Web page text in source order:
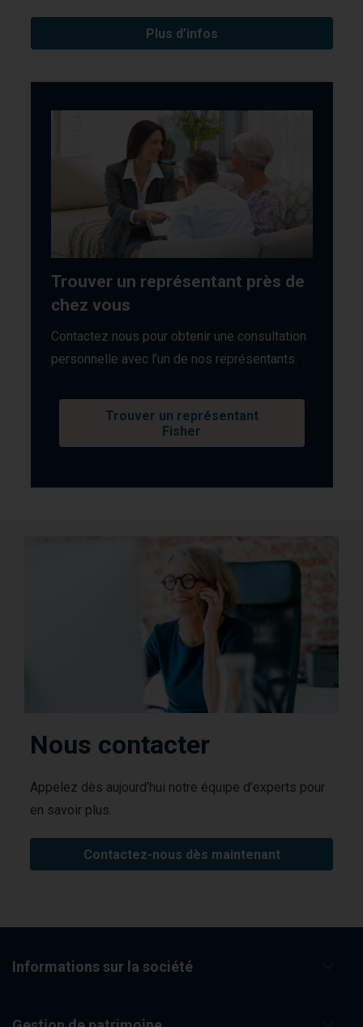
Plus d’infos
Trouver un représentant près de
chez vous
Contactez nous pour obtenir une consultation
personnelle avec l’un de nos représentants.
Trouver un représentant
Fisher
Nous contacter
Appelez dès aujourd’hui notre équipe d’experts pour
en savoir plus.
Contactez-nous dès maintenant
Informations sur la société